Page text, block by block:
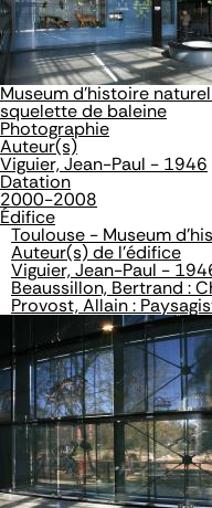
Museum d'histoire
squelette de baleine
Photographie
Auteur(s)
Viguier, Jean-Paul - 1946
Datation
2000-2008
Édifice
Toulouse - Museum
Auteur(s) de l'édifice
Viguier, Jean-Paul -
Beaussillon, Bertrand :
Provost, Allain :